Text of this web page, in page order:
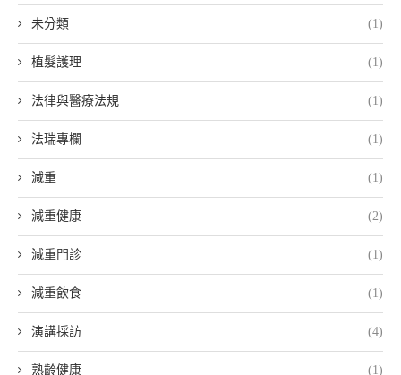
未分類 (1)
植髮護理 (1)
法律與醫療法規 (1)
法瑞專欄 (1)
減重 (1)
減重健康 (2)
減重門診 (1)
減重飲食 (1)
演講採訪 (4)
熟齡健康 (1)